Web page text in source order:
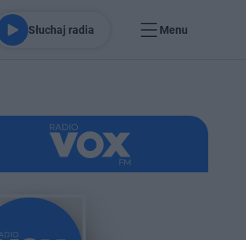
Słuchaj radia Menu